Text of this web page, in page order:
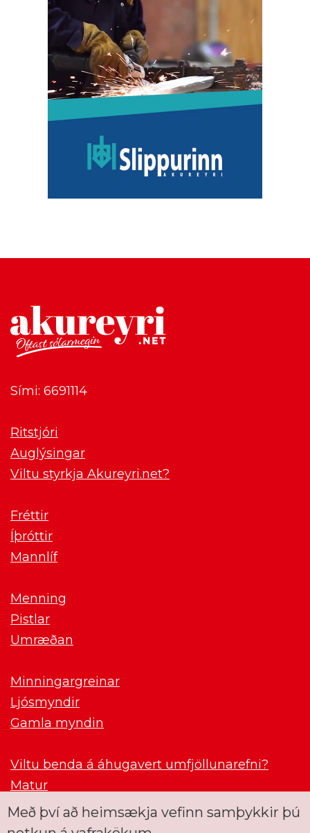
Sími: 6691114
Ritstjóri
Auglýsingar
Viltu styrkja Akureyri.net?
Fréttir
Íþróttir
Mannlíf
Menning
Pistlar
Umræðan
Minningargreinar
Ljósmyndir
Gamla myndin
Viltu benda á áhugavert umfjöllunarefni?
Matur
Með því að heimsækja vefinn samþykkir þú